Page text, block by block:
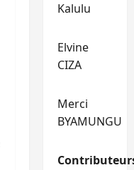
Kalulu
Elvine
CIZA
Merci
BYAMUNGU